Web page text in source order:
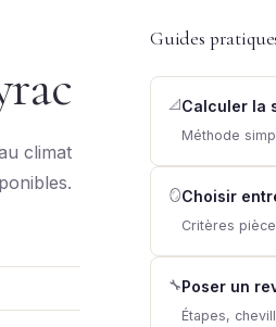
climat
Guides
📐 Calculer la
Méthode
🪞Choisir
Critères
🔧Poser un
Étapes,